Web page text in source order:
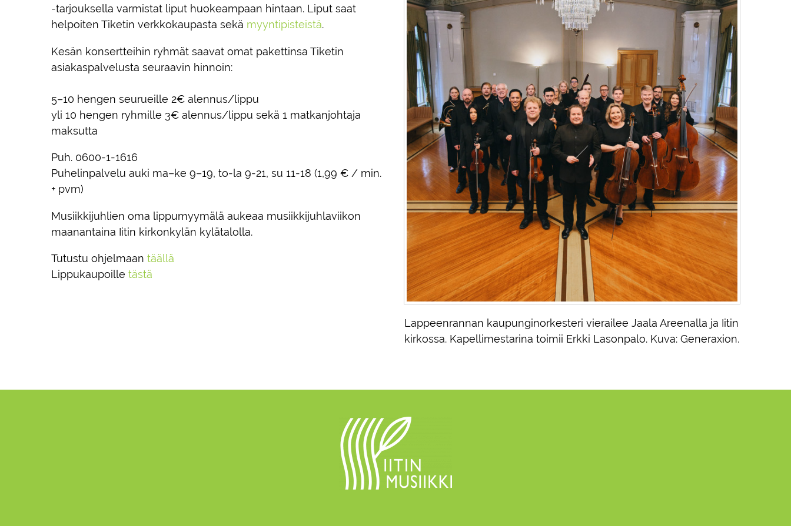
-tarjouksella varmistat liput huokeampaan hintaan. Liput saat
helpoiten Tiketin verkkokaupasta sekä myyntipisteistä.
Kesän konsertteihin ryhmät saavat omat pakettinsa Tiketin
asiakaspalvelusta seuraavin hinnoin:
5–10 hengen seurueille 2€ alennus/lippu
yli 10 hengen ryhmille 3€ alennus/lippu sekä 1 matkanjohtaja
maksutta
Puh. 0600-1-1616
Puhelinpalvelu auki ma–ke 9–19, to-la 9-21, su 11-18 (1,99 € / min.
+ pvm)
Musiikkijuhlien oma lippumyymälä aukeaa musiikkijuhlaviikon
maanantaina Iitin kirkonkylän kylätalolla.
Tutustu ohjelmaan täällä
Lippukaupoille tästä
Lappeenrannan kaupunginorkesteri vierailee Jaala Areenalla ja Iitin
kirkossa. Kapellimestarina toimii Erkki Lasonpalo. Kuva: Generaxion.